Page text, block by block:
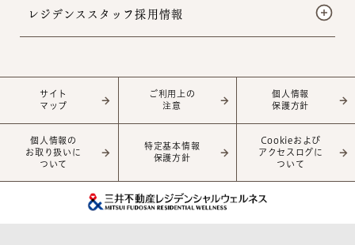
レジデンススタッフ採用情報
サイト
マップ
ご利用上の
注意
個人情報
保護方針
個人情報の
お取り扱いに
ついて
特定基本情報
保護方針
Cookieおよび
アクセスログに
ついて